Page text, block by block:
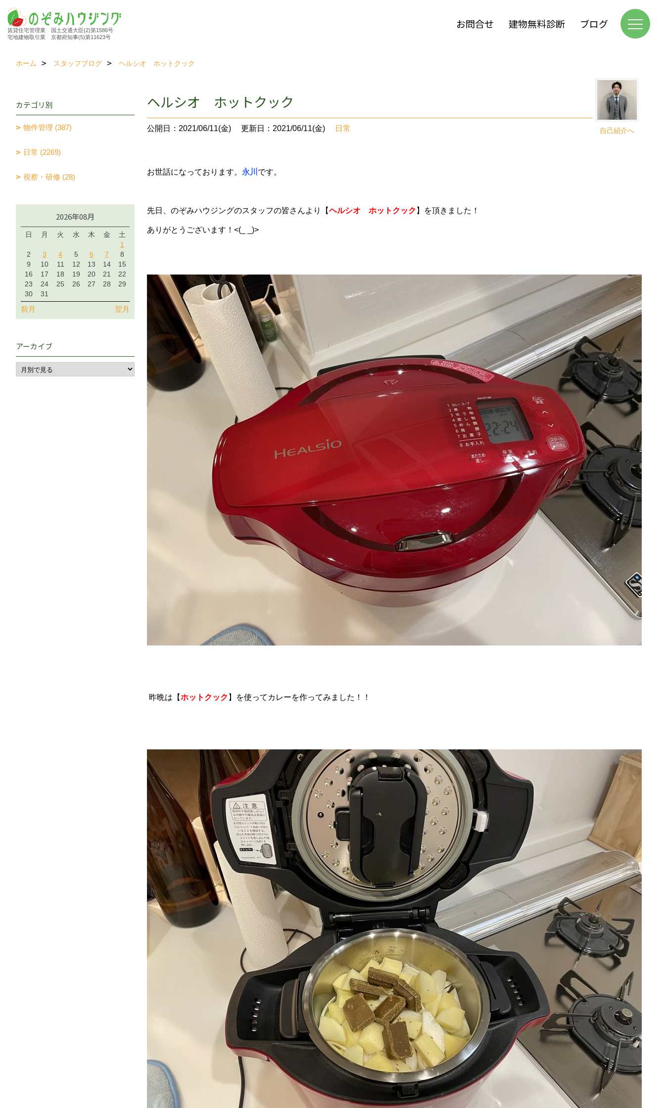
賃貸住宅管理業 国土交通大臣(2)第1586号
宅地建物取引業 京都府知事(5)第11623号
お問合せ 建物無料診断 ブログ
ホーム スタッフブログ ヘルシオ ホットクック
自己紹介へ
ヘルシオ ホットクック
公開日：2021/06/11(金) 更新日：2021/06/11(金) 日常
お世話になっております。 永川 です。
先日、のぞみハウジングのスタッフの皆さんより【ヘルシオ ホットクック 】を頂きました！
ありがとうございます！<(_ _)>
昨晩は【ホットクック 】を使ってカレーを作ってみました！！
カテゴリ別
物件管理 (387)
日常 (2269)
視察・研修 (28)
2026年08月
日 月 火 水 木 金
土
1
2
3 4 5 6 7
8
9
10 11 12 13 14
15
16
17 18 19 20 21
22
23
24 25 26 27 28
29
30
31
前月 翌月
アーカイブ